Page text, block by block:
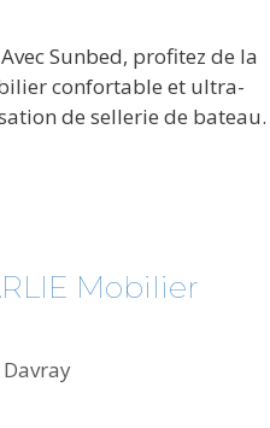
Sunbed, profitez de la
confortable et ultra-
de sellerie de bateau.
Mobilier